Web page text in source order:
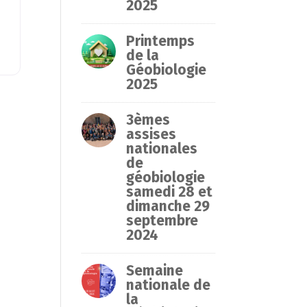
2025
Printemps
de la
Géobiologie
2025
3èmes
assises
nationales
de
géobiologie
samedi 28 et
dimanche 29
septembre
2024
Semaine
nationale de
la